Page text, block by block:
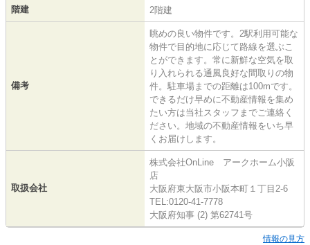
階建 2階建
備考
眺めの良い物件です。2駅利用可能な
物件で目的地に応じて路線を選ぶこ
とができます。常に新鮮な空気を取
り入れられる通風良好な間取りの物
件。駐車場までの距離は100mです。
できるだけ早めに不動産情報を集め
たい方は当社スタッフまでご連絡く
ださい。地域の不動産情報をいち早
くお届けします。
取扱会社
株式会社OnLine アークホーム小阪
店
大阪府東大阪市小阪本町１丁目2-6
TEL:0120-41-7778
大阪府知事 (2) 第62741号
情報の見方